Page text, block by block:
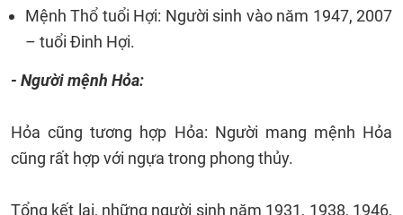
Mệnh Thổ tuổi Hợi: Người sinh vào năm 1947, 2007
– tuổi Đinh Hợi.
- Người mệnh Hỏa:
Hỏa cũng tương hợp Hỏa: Người mang mệnh Hỏa
cũng rất hợp với ngựa trong phong thủy.
Tổng kết lại, những người sinh năm 1931, 1938, 1946,